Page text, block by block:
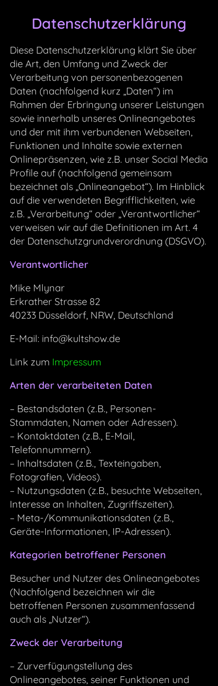
Datenschutzerklärung
Diese Datenschutzerklärung klärt Sie über
die Art, den Umfang und Zweck der
Verarbeitung von personenbezogenen
Daten (nachfolgend kurz „Daten“) im
Rahmen der Erbringung unserer Leistungen
sowie innerhalb unseres Onlineangebotes
und der mit ihm verbundenen Webseiten,
Funktionen und Inhalte sowie externen
Onlinepräsenzen, wie z.B. unser Social Media
Profile auf (nachfolgend gemeinsam
bezeichnet als „Onlineangebot“). Im Hinblick
auf die verwendeten Begrifflichkeiten, wie
z.B. „Verarbeitung“ oder „Verantwortlicher“
verweisen wir auf die Definitionen im Art. 4
der Datenschutzgrundverordnung (DSGVO).
Verantwortlicher
Mike Mlynar
Erkrather Strasse 82
40233 Düsseldorf, NRW, Deutschland
E-Mail: info@kultshow.de
Link zum Impressum
Arten der verarbeiteten Daten
– Bestandsdaten (z.B., Personen-
Stammdaten, Namen oder Adressen).
– Kontaktdaten (z.B., E-Mail,
Telefonnummern).
– Inhaltsdaten (z.B., Texteingaben,
Fotografien, Videos).
– Nutzungsdaten (z.B., besuchte Webseiten,
Interesse an Inhalten, Zugriffszeiten).
– Meta-/Kommunikationsdaten (z.B.,
Geräte-Informationen, IP-Adressen).
Kategorien betroffener Personen
Besucher und Nutzer des Onlineangebotes
(Nachfolgend bezeichnen wir die
betroffenen Personen zusammenfassend
auch als „Nutzer“).
Zweck der Verarbeitung
– Zurverfügungstellung des
Onlineangebotes, seiner Funktionen und